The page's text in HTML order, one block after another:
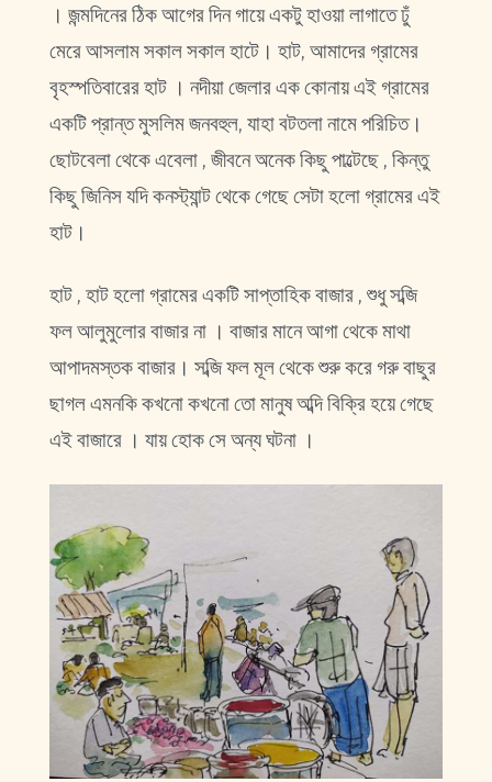
। জন্মদিনের ঠিক আগের দিন গায়ে একটু হাওয়া লাগাতে ঢুঁ
মেরে আসলাম সকাল সকাল হাটে। হাট, আমাদের গ্রামের
বৃহস্পতিবারের হাট । নদীয়া জেলার এক কোনায় এই গ্রামের
একটি প্রান্ত মুসলিম জনবহুল, যাহা বটতলা নামে পরিচিত।
ছোটবেলা থেকে এবেলা , জীবনে অনেক কিছু পাল্টেছে , কিন্তু
কিছু জিনিস যদি কনস্ট্যান্ট থেকে গেছে সেটা হলো গ্রামের এই
হাট।
হাট , হাট হলো গ্রামের একটি সাপ্তাহিক বাজার , শুধু সব্জি
ফল আলুমুলোর বাজার না । বাজার মানে আগা থেকে মাথা
আপাদমস্তক বাজার। সব্জি ফল মূল থেকে শুরু করে গরু বাছুর
ছাগল এমনকি কখনো কখনো তো মানুষ অব্দি বিক্রি হয়ে গেছে
এই বাজারে । যায় হোক সে অন্য ঘটনা ।